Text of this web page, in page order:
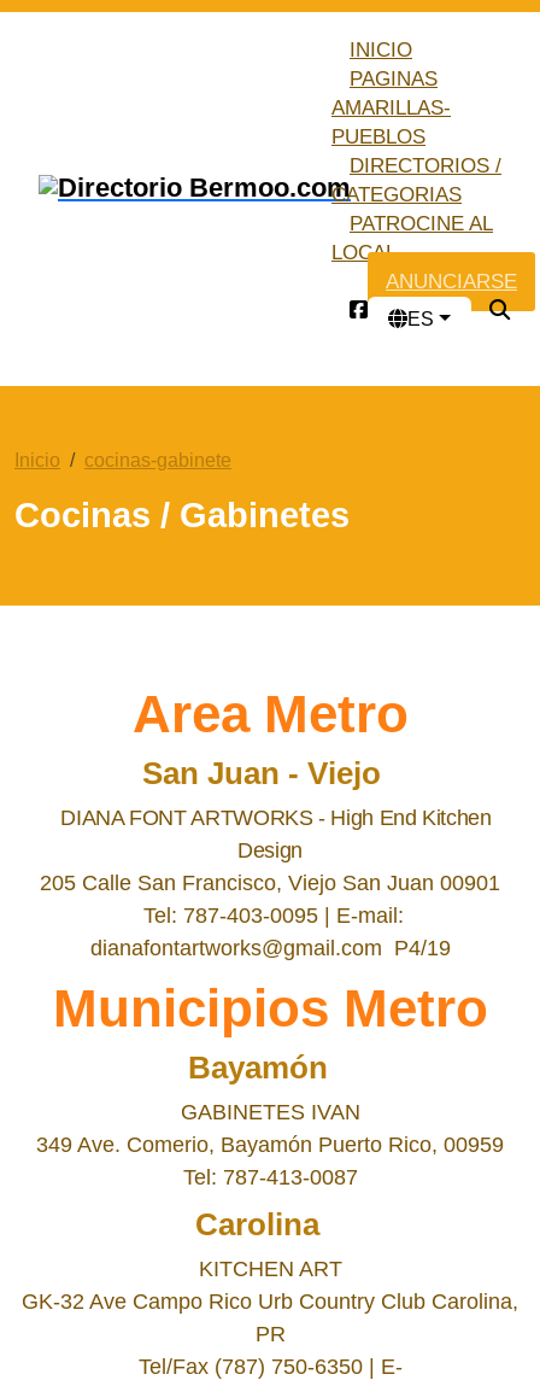
INICIO
PAGINAS
AMARILLAS-
PUEBLOS
DIRECTORIOS /
CATEGORIAS
PATROCINE AL
LOCAL
ANUNCIARSE
ES
Inicio cocinas-gabinete
Cocinas / Gabinetes
Area Metro
San Juan - Viejo
DIANA FONT ARTWORKS - High End Kitchen
Design
205 Calle San Francisco, Viejo San Juan 00901
Tel: 787-403-0095 | E-mail:
dianafontartworks@gmail.com P4/19
Municipios Metro
Bayamón
GABINETES IVAN
349 Ave. Comerio, Bayamón Puerto Rico, 00959
Tel: 787-413-0087
Carolina
KITCHEN ART
GK-32 Ave Campo Rico Urb Country Club Carolina,
PR
Tel/Fax (787) 750-6350 | E-